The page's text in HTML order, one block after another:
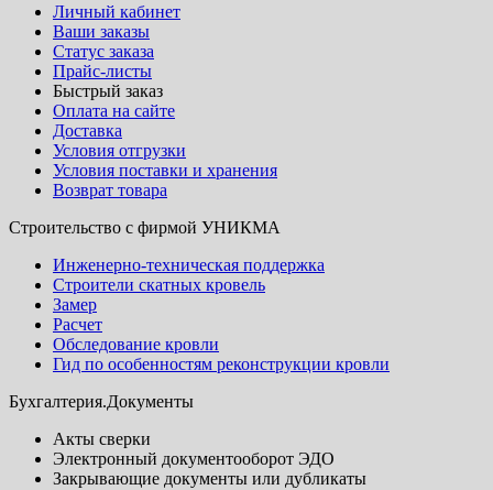
Личный кабинет
Ваши заказы
Статус заказа
Прайс-листы
Быстрый заказ
Оплата на сайте
Доставка
Условия отгрузки
Условия поставки и хранения
Возврат товара
Строительство с фирмой УНИКМА
Инженерно-техническая поддержка
Строители скатных кровель
Замер
Расчет
Обследование кровли
Гид по особенностям реконструкции кровли
Бухгалтерия.Документы
Акты сверки
Электронный документооборот ЭДО
Закрывающие документы или дубликаты